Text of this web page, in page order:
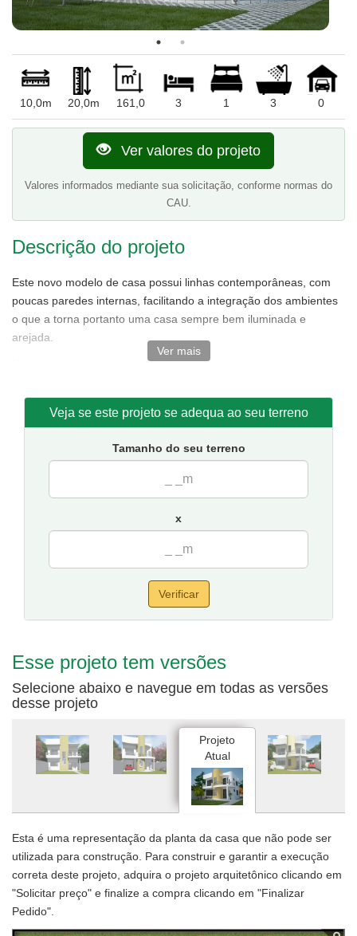
10,0m 20,0m 161,0 3 1 3 0
Ver valores do projeto
Valores informados mediante sua solicitação, conforme normas do
CAU.
Descrição do projeto
Este novo modelo de casa possui linhas contemporâneas, com
poucas paredes internas, facilitando a integração dos ambientes
o que a torna portanto uma casa sempre bem iluminada e
arejada.
No andar térreo, contém sala de estar e jantar não conjugadas
No andar superior, destaque para a suíte master com closet e
duas varandas uma ótima opção para quem prefere quartos
grandes.Além de conter mais dois quartos e um banheiro.
Sugestão de terreno para implantação:
Ver mais
Veja se este projeto se adequa ao seu terreno
Tamanho do seu terreno
x
Verificar
Esse projeto tem versões
Selecione abaixo e navegue em todas as versões
desse projeto
Projeto
Atual
Esta é uma representação da planta da casa que não pode ser
utilizada para construção. Para construir e garantir a execução
correta deste projeto, adquira o projeto arquitetônico clicando em
"Solicitar preço" e finalize a compra clicando em "Finalizar
Pedido".